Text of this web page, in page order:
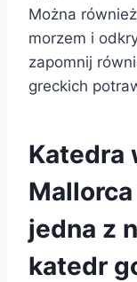
Można
morzem i
zapomnij
greckich
Katedra
jedna z
katedr